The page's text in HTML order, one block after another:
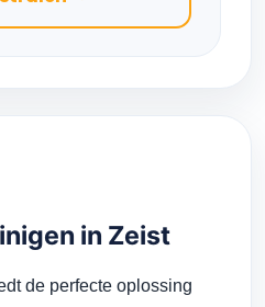
in Zeist
de perfecte oplossing